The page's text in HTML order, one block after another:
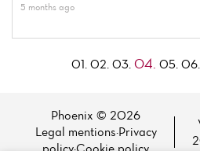
5 months ago
01. 02. 03. 04. 05. 06.
Phoenix © 2026
Legal mentions·Privacy